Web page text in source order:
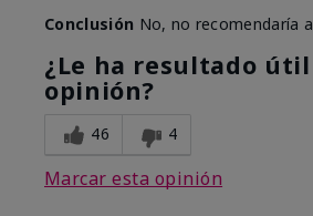
Conclusión No, no recomendaría
¿Le ha resultado
opinión?
46 4
Marcar esta opinión